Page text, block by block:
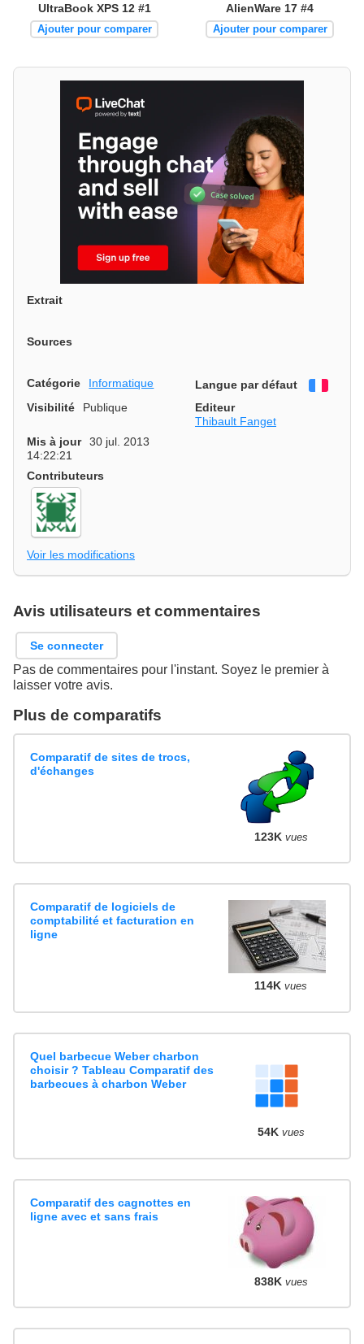
UltraBook XPS 12 #1
Ajouter pour comparer
AlienWare 17 #4
Ajouter pour comparer
Extrait
Sources
Catégorie Informatique Langue par défaut
Visibilité
Publique
Editeur
Thibault Fanget
Mis à jour
30 jul. 2013
14:22:21
Contributeurs
Voir les modifications
Avis utilisateurs et commentaires
Se connecter
Pas de commentaires pour l'instant. Soyez le premier à
laisser votre avis.
Plus de comparatifs
Comparatif de sites de trocs,
d'échanges
123K vues
Comparatif de logiciels de
comptabilité et facturation en
ligne
114K vues
Quel barbecue Weber charbon
choisir ? Tableau Comparatif des
barbecues à charbon Weber
54K vues
Comparatif des cagnottes en
ligne avec et sans frais
838K vues